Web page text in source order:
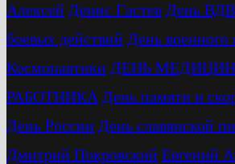
Алексей Денис Гастев День ВДВ
боевых действий День военного
Космонавтики ДЕНЬ
РАБОТНИКА День памяти и
День России День славянской
Дмитрий Покровский Евгений